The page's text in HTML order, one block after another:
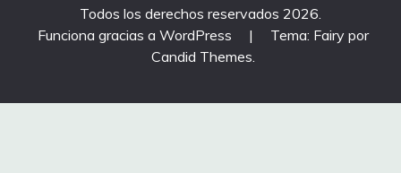
Todos los derechos reservados 2026.
Funciona gracias a WordPress
|
Tema: Fairy por
Candid Themes